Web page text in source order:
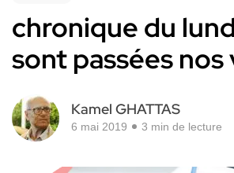
chronique du
sont passées nos
Kamel GHATTAS
6 mai 2019 3 min de lecture